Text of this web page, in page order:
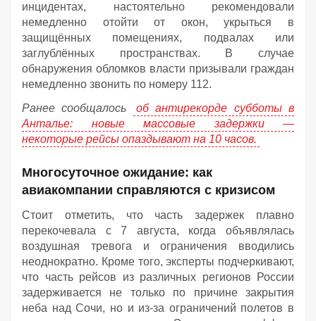
инцидентах, настоятельно рекомендовали
немедленно отойти от окон, укрыться в
защищённых помещениях, подвалах или
заглублённых пространствах. В случае
обнаружения обломков власти призывали граждан
немедленно звонить по номеру 112.
Ранее сообщалось
об антирекорде субботы в
Анталье: новые массовые задержки —
некоторые рейсы опаздывают на 10 часов.
Многосуточное ожидание: как
авиакомпании справляются с кризисом
Стоит отметить, что часть задержек плавно
перекочевала с 7 августа, когда объявлялась
воздушная тревога и ограничения вводились
неоднократно. Кроме того, эксперты подчеркивают,
что часть рейсов из различных регионов России
задерживается не только по причине закрытия
неба над Сочи, но и из-за ограничений полетов в